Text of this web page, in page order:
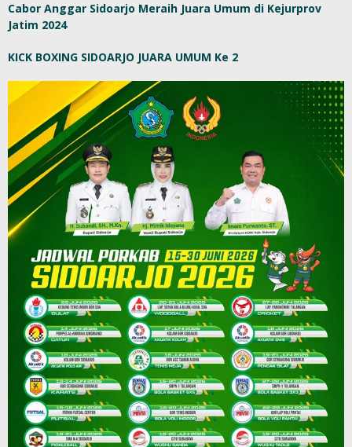
Cabor Anggar Sidoarjo Meraih Juara Umum di Kejurprov
Jatim 2024
KICK BOXING SIDOARJO JUARA UMUM Ke 2